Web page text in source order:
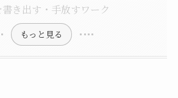
き出す・手放すワーク
もっと見る